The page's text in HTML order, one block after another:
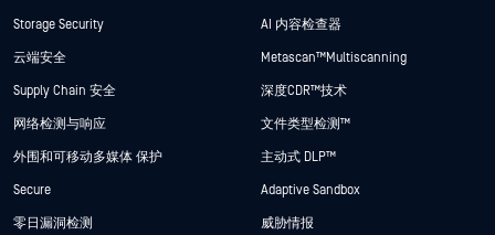
Storage Security
云端安全
Supply Chain 安全
网络检测与响应
外围和可移动多媒体 保护
Secure
零日漏洞检测
AI 内容检查器
Metascan™ Multiscanning
深度CDR™技术
文件类型检测™
主动式 DLP™
Adaptive Sandbox
威胁情报